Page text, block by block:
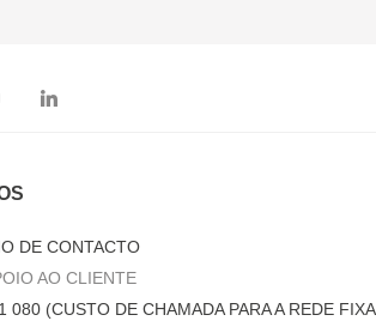
DE CONTACTO
AO CLIENTE
080 (CUSTO DE CHAMADA PARA A REDE FIXA